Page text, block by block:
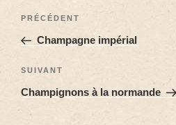
PRÉCÉDENT
Champagne impérial
SUIVANT
Champignons à la normande